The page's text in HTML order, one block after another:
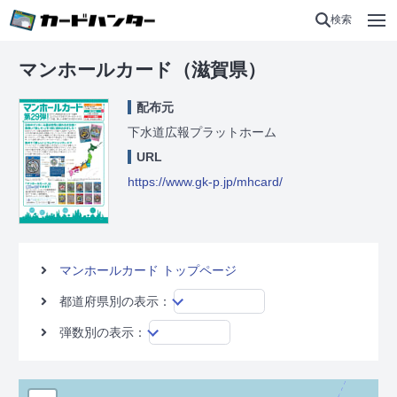
検索
マンホールカード（滋賀県）
配布元
下水道広報プラットホーム
URL
https://www.gk-p.jp/mhcard/
マンホールカード トップページ
都道府県別の表示：
弾数別の表示：